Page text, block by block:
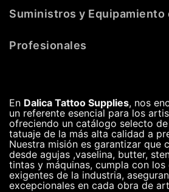
Suministros y Equipamiento
Profesionales
En Dalica Tattoo Supplies, nos
un referente esencial para los
ofreciendo un catálogo selecto
tatuaje de la más alta calidad a
Nuestra misión es garantizar que
desde agujas ,vaselina, butter,
tintas y máquinas, cumpla con los
exigentes de la industria,
excepcionales en cada obra de